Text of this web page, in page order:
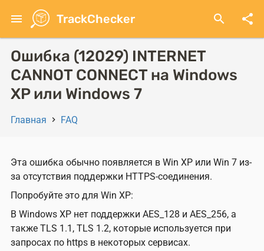
основному
содержанию
menu TrackChecker share
search
Ошибка (12029) INTERNET
CANNOT CONNECT на Windows
XP или Windows 7
навигации
Главная FAQ
Эта ошибка обычно появляется в Win XP или Win 7 из-
за отсутствия поддержки HTTPS-соединения.
Попробуйте это для Win XP:
В Windows XP нет поддержки AES_128 и AES_256, а
также TLS 1.1, TLS 1.2, которые используется при
запросах по https в некоторых сервисах.